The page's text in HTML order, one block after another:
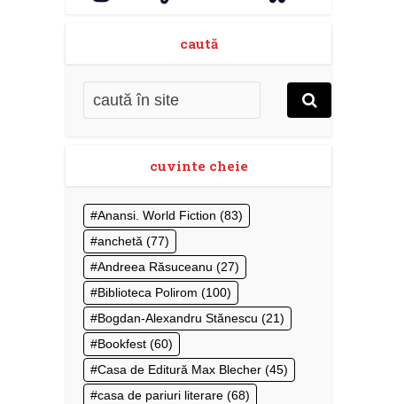
caută
cuvinte cheie
Anansi. World Fiction (83)
anchetă (77)
Andreea Răsuceanu (27)
Biblioteca Polirom (100)
Bogdan-Alexandru Stănescu (21)
Bookfest (60)
Casa de Editură Max Blecher (45)
casa de pariuri literare (68)